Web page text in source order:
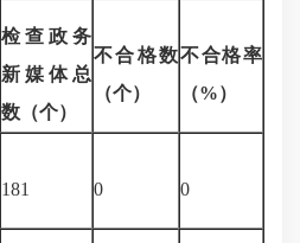
检查政务
新媒体 总
数 （个）
不合格数
（个）
不合格率
（%）
181 0 0